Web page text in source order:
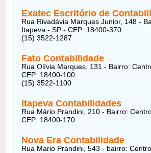
Exatec Escritório de
Rua Rivadávia Marques Junior, 148 -
Itapeva - SP - CEP: 18400-370
(15) 3522-1287
Fato Contabilidade
Rua Olívia Marques, 131 - Bairro:
CEP: 18400-100
(15) 3522-1100
Itapeva Contabilidades
Rua Mário Prandini, 210 - Bairro:
CEP: 18400-170
Nova Era Contabilidade
Rua Mario Prandini, 543 - bairro: